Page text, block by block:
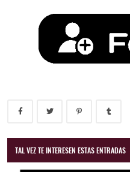
TAL VEZ TE INTERESEN ESTAS ENTRADAS